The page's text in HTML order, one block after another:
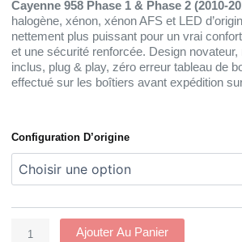
Cayenne 958 Phase 1 & Phase 2 (2010-
halogène, xénon, xénon AFS et LED
nettement plus puissant pour un vrai
et une sécurité renforcée. Design
inclus, plug & play, zéro erreur tableau de
effectué sur les boîtiers avant expédition
Configuration D’origine
Quantité
Kit
LED
Ajouter Au Panier